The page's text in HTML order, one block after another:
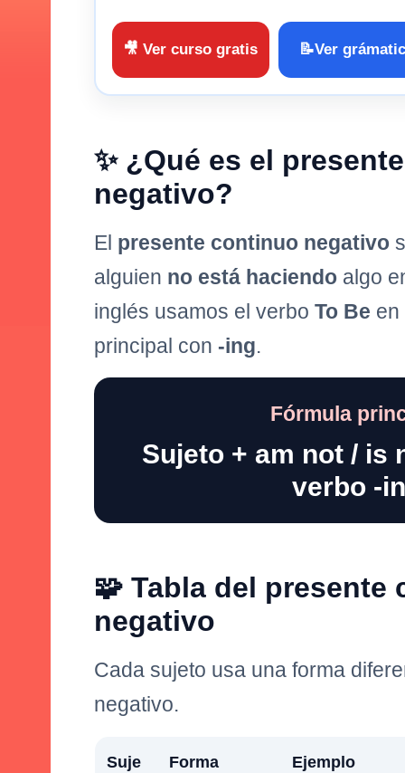
🎥 Ver curso gratis 📝Ver
✨ ¿Qué es el
negativo?
El presente continuo negativo
alguien no está haciendo algo
inglés usamos el verbo To Be en
principal con -ing.
Fórmula
Sujeto + am not / is
verbo -
🧩 Tabla del presente
negativo
Cada sujeto usa una forma
negativo.
Suje
Forma
Ejemplo